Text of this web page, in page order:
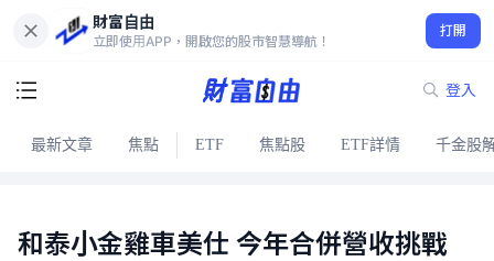
財富自由
立即使用APP，開啟您的股市智慧導航！
打開
登入
最新文章 焦點 ETF 焦點股 ETF詳情 千金股
和泰小金雞車美仕 今年合併營收挑戰